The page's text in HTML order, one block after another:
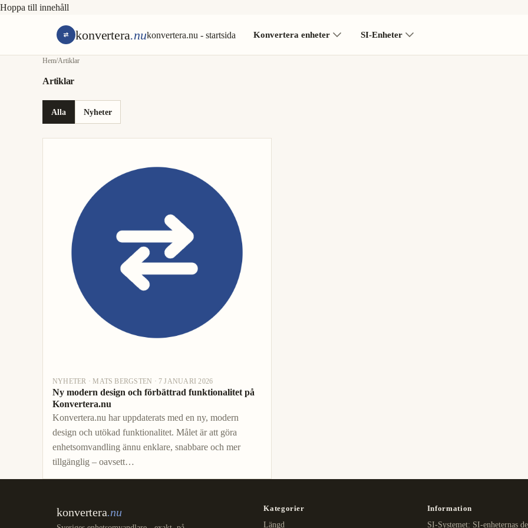
Hoppa till innehåll
konvertera.nukonvertera.nu - startsida Konvertera enheter SI-Enheter
Hem/Artiklar
Artiklar
Alla Nyheter
NYHETER · MATS BERGSTEN · 7 JANUARI 2026
Ny modern design och förbättrad funktionalitet på
Konvertera.nu
Konvertera.nu har uppdaterats med en ny, modern
design och utökad funktionalitet. Målet är att göra
enhetsomvandling ännu enklare, snabbare och mer
tillgänglig – oavsett…
konvertera.nu
Kategorier
Längd
Information
SI-Systemet: SI-enheternas